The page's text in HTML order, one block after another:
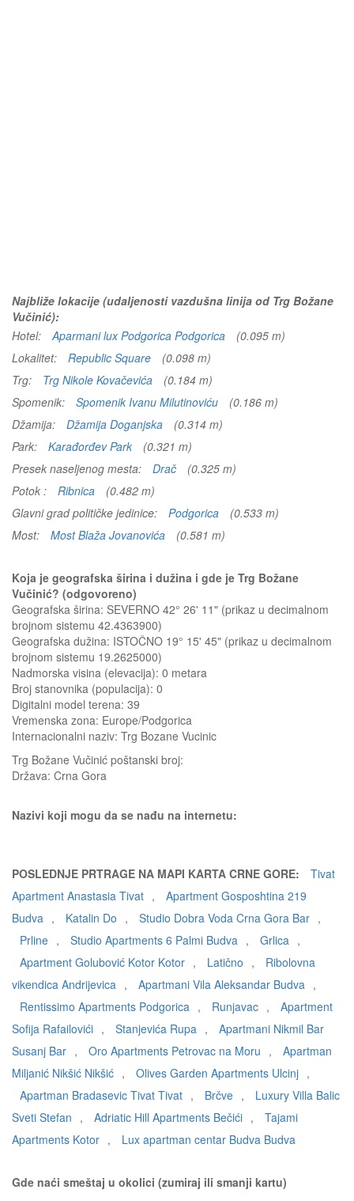
Najbliže lokacije (udaljenosti vazdušna linija od Trg Božane
Vučinić):
Hotel:
Aparmani lux Podgorica Podgorica
(0.095 m)
Lokalitet:
Republic Square
(0.098 m)
Trg:
Trg Nikole Kovačevića
(0.184 m)
Spomenik:
Spomenik Ivanu Milutinoviću
(0.186 m)
Džamija:
Džamija Doganjska
(0.314 m)
Park:
Karađorđev Park
(0.321 m)
Presek naseljenog mesta:
Drač
(0.325 m)
Potok :
Ribnica
(0.482 m)
Glavni grad političke jedinice:
Podgorica
(0.533 m)
Most:
Most Blaža Jovanovića (0.581 m)
Koja je geografska širina i dužina i gde je Trg Božane
Vučinić? (odgovoreno)
Geografska širina: SEVERNO 42° 26' 11" (prikaz u decimalnom
brojnom sistemu 42.4363900)
Geografska dužina: ISTOČNO 19° 15' 45" (prikaz u decimalnom
brojnom sistemu 19.2625000)
Nadmorska visina (elevacija): 0 metara
Broj stanovnika (populacija): 0
Digitalni model terena: 39
Vremenska zona: Europe/Podgorica
Internacionalni naziv: Trg Bozane Vucinic
Trg Božane Vučinić poštanski broj:
Država: Crna Gora
Nazivi koji mogu da se nađu na internetu:
POSLEDNJE PRTRAGE NA MAPI KARTA CRNE GORE:
Tivat
Apartment Anastasia Tivat ,
Apartment Gosposhtina 219
Budva , Katalin Do , Studio Dobra Voda Crna Gora Bar ,
Prline , Studio Apartments 6 Palmi Budva , Grlica ,
Apartment Golubović Kotor Kotor , Latično ,
Ribolovna
vikendica Andrijevica , Apartmani Vila Aleksandar Budva ,
Rentissimo Apartments Podgorica , Runjavac ,
Apartment
Sofija Rafailovići , Stanjevića Rupa ,
Apartmani Nikmil Bar
Susanj Bar , Oro Apartments Petrovac na Moru ,
Apartman
Miljanić Nikšić Nikšić , Olives Garden Apartments Ulcinj ,
Apartman Bradasevic Tivat Tivat , Brčve ,
Luxury Villa Balic
Sveti Stefan , Adriatic Hill Apartments Bečići ,
Tajami
Apartments Kotor , Lux apartman centar Budva Budva
Gde naći smeštaj u okolici (zumiraj ili smanji kartu)